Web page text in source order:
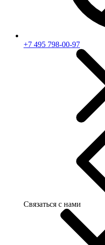
+7 495 798-00-97
Связаться с нами